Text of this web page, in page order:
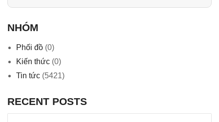
NHÓM
Phối đồ (0)
Kiến thức (0)
Tin tức (5421)
RECENT POSTS